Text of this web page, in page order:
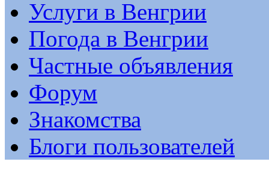
Услуги в Венгрии
Погода в Венгрии
Частные объявления
Форум
Знакомства
Блоги пользователей